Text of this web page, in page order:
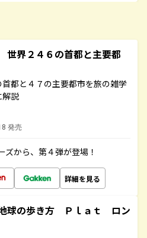
界２４６の首都と主要都
首都と４７の主要都市を旅の雑学
解説
発売
ズから、第４弾が登場！
詳細を見る
球の歩き方 Ｐｌａｔ ロン